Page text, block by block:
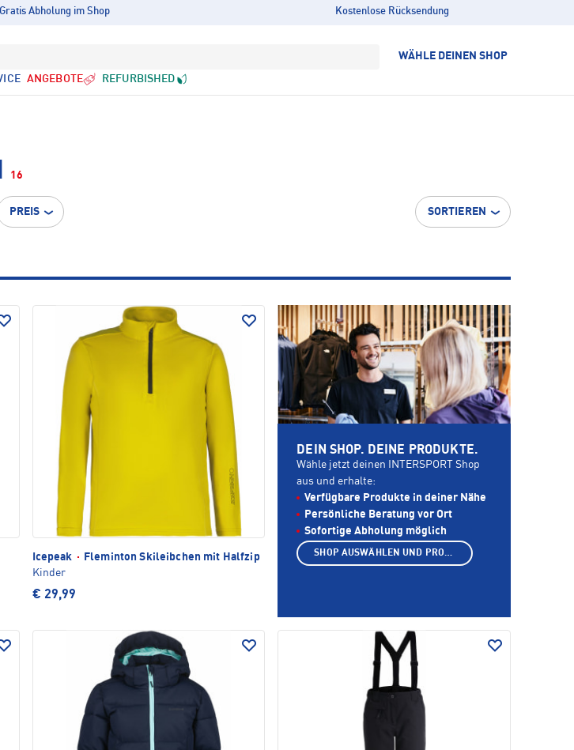
Gratis Abholung im Shop Kostenlose Rücksendung
WÄHLE DEINEN SHOP
ANGEBOTE REFURBISHED
16
PREIS SORTIEREN
Icepeak ·
Fleminton Skileibchen mit Halfzip
Kinder
€ 29,99
DEIN SHOP. DEINE PRODUKTE.
Wähle jetzt deinen INTERSPORT Shop
aus und erhalte:
Verfügbare Produkte in deiner Nähe
Persönliche Beratung vor Ort
Sofortige Abholung möglich
SHOP AUSWÄHLEN UND PRODUKTE ANZEIGEN